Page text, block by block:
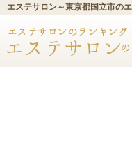
エステサロン～東京都国立市の